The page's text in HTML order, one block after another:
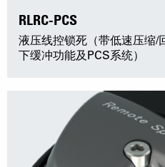
RLRC-PCS
液压线控锁死（带低速压缩/
下缓冲功能及PCS系统）